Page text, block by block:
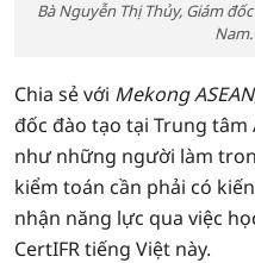
Bà Nguyễn Thị Thủy, Giám
Nam.
Chia sẻ với Mekong ASEAN
đốc đào tạo tại Trung tâm
như những người làm
kiểm toán cần phải có
nhận năng lực qua việc
CertIFR tiếng Việt này.